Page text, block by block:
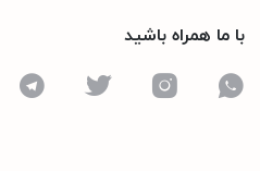
با ما همراه باشید